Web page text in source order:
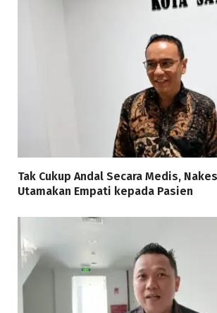
Tak Cukup Andal Secara Medis,
Utamakan Empati kepada Pasien